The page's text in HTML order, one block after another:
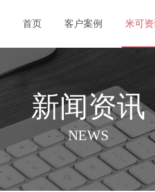
首页 客户案例 米可
新闻资讯
NEWS